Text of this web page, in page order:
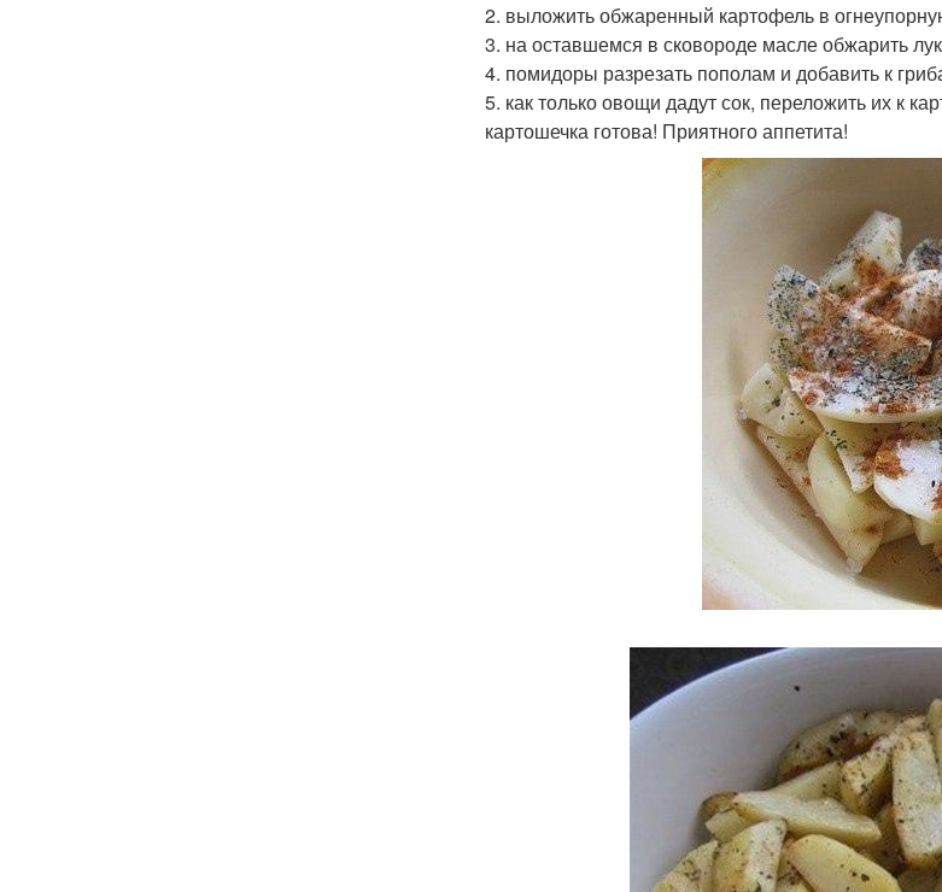
2. выложить обжаренный картофель в
3. на оставшемся в сковороде масле обжарить
4. помидоры разрезать пополам и добавить к
5. как только овощи дадут сок, переложить их к
картошечка готова! Приятного аппетита!